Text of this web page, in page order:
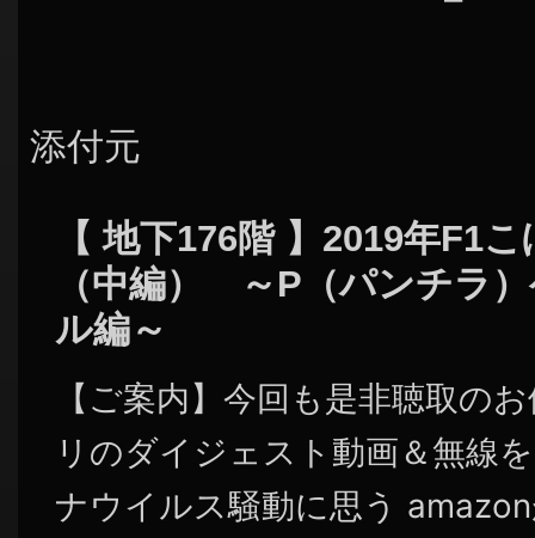
添付元
【 地下176階 】2019年F1
（中編） ～P（パンチラ
ル編～
【ご案内】今回も是非聴取の
リのダイジェスト動画＆無線
ナウイルス騒動に思う